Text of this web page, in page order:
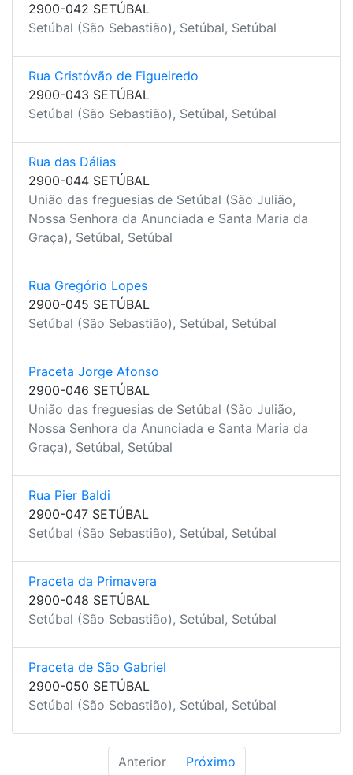
2900-042 SETÚBAL
Setúbal (São Sebastião), Setúbal, Setúbal
Rua Cristóvão de Figueiredo
2900-043 SETÚBAL
Setúbal (São Sebastião), Setúbal, Setúbal
Rua das Dálias
2900-044 SETÚBAL
União das freguesias de Setúbal (São Julião,
Nossa Senhora da Anunciada e Santa Maria da
Graça), Setúbal, Setúbal
Rua Gregório Lopes
2900-045 SETÚBAL
Setúbal (São Sebastião), Setúbal, Setúbal
Praceta Jorge Afonso
2900-046 SETÚBAL
União das freguesias de Setúbal (São Julião,
Nossa Senhora da Anunciada e Santa Maria da
Graça), Setúbal, Setúbal
Rua Pier Baldi
2900-047 SETÚBAL
Setúbal (São Sebastião), Setúbal, Setúbal
Praceta da Primavera
2900-048 SETÚBAL
Setúbal (São Sebastião), Setúbal, Setúbal
Praceta de São Gabriel
2900-050 SETÚBAL
Setúbal (São Sebastião), Setúbal, Setúbal
Anterior Próximo